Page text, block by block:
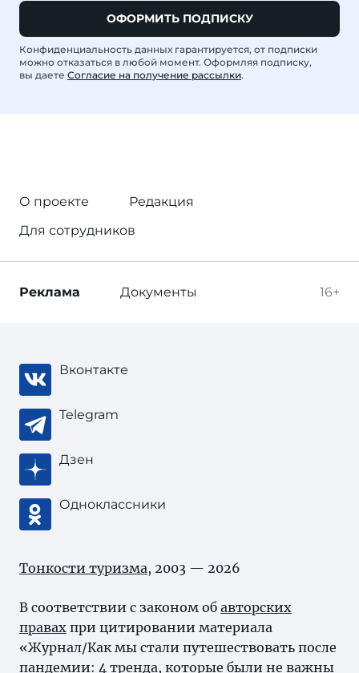
ОФОРМИТЬ ПОДПИСКУ
Конфиденциальность данных гарантируется, от подписки
можно отказаться в любой момент. Оформляя подписку,
вы даете Согласие на получение рассылки.
О проекте
Редакция
Для сотрудников
16+
Реклама Документы
Вконтакте
Telegram
Дзен
Одноклассники
Тонкости туризма, 2003 — 2026
В соответствии с законом об авторских
правах при цитировании материала
«Журнал/Как мы стали путешествовать после
пандемии: 4 тренда, которые были не важны